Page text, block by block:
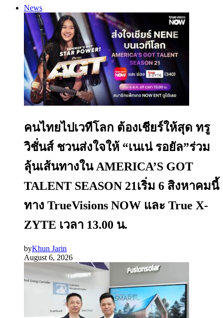
News
คนไทยไปเวทีโลก ต้องเชียร์ให้สุด ทรู
วิชั่นส์ ชวนส่งใจให้ “เนเน่ รอยัล”ร่วม
ลุ้นเส้นทางใน AMERICA’S GOT
TALENT SEASON 21เริ่ม 6 สิงหาคมนี้
ทาง TrueVisions NOW และ True X-
ZYTE เวลา 13.00 น.
byKhun Jarin
August 6, 2026